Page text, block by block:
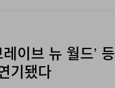
이브 뉴 월드’ 등
기됐다